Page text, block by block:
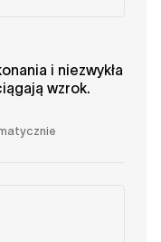
i niezwykła
wzrok.